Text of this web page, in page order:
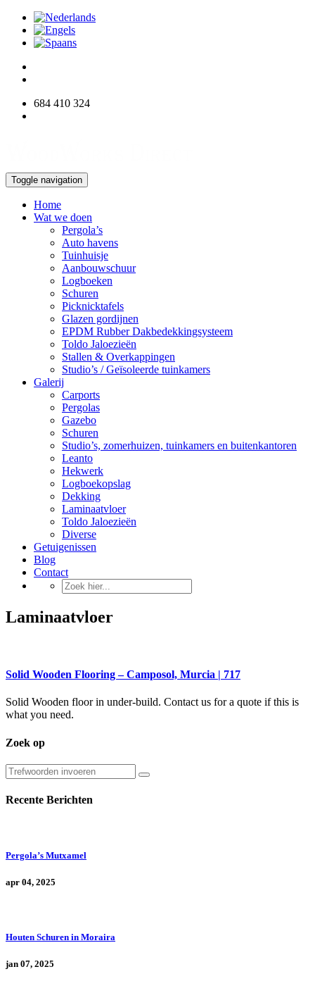
684 410 324
Toggle navigation
Home
Wat we doen
Pergola’s
Auto havens
Tuinhuisje
Aanbouwschuur
Logboeken
Schuren
Picknicktafels
Glazen gordijnen
EPDM Rubber Dakbedekkingsysteem
Toldo Jaloezieën
Stallen & Overkappingen
Studio’s / Geïsoleerde tuinkamers
Galerij
Carports
Pergolas
Gazebo
Schuren
Studio’s, zomerhuizen, tuinkamers en buitenkantoren
Leanto
Hekwerk
Logboekopslag
Dekking
Laminaatvloer
Toldo Jaloezieën
Diverse
Getuigenissen
Blog
Contact
Laminaatvloer
Solid Wooden Flooring – Camposol, Murcia | 717
Solid Wooden floor in under-build. Contact us for a quote if this is
what you need.
Zoek op
Recente Berichten
Pergola’s Mutxamel
apr 04, 2025
Houten Schuren in Moraira
jan 07, 2025